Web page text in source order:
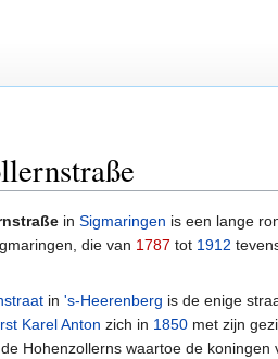
in Sigmaringen is een lange
die van 1787 tot 1912
in 's-Heerenberg is de enige
Karel Anton zich in 1850 met zijn
Hohenzollerns waartoe de koningen